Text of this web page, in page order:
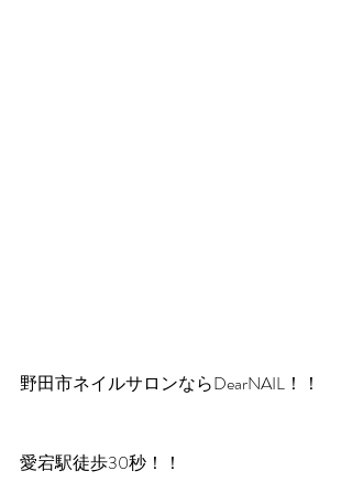
野田市ネイルサロンならDearNAIL！！
愛宕駅徒歩30秒！！